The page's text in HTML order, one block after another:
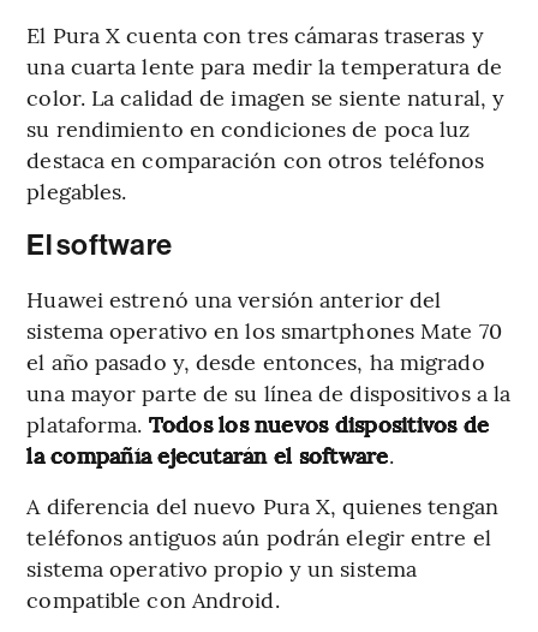
El Pura X cuenta con tres cámaras traseras y
una cuarta lente para medir la temperatura de
color. La calidad de imagen se siente natural, y
su rendimiento en condiciones de poca luz
destaca en comparación con otros teléfonos
plegables.
El software
Huawei estrenó una versión anterior del
sistema operativo en los smartphones Mate 70
el año pasado y, desde entonces, ha migrado
una mayor parte de su línea de dispositivos a la
plataforma. Todos los nuevos dispositivos de
la compañía ejecutarán el software.
A diferencia del nuevo Pura X, quienes tengan
teléfonos antiguos aún podrán elegir entre el
sistema operativo propio y un sistema
compatible con Android.